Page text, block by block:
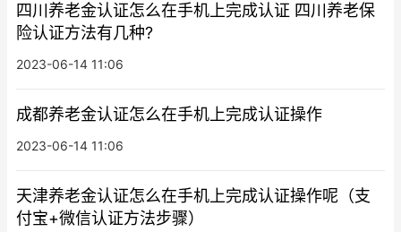
四川养老金认证怎么在手机上完成认证 四川养老保
险认证方法有几种?
2023-06-14 11:06
成都养老金认证怎么在手机上完成认证操作
2023-06-14 11:06
天津养老金认证怎么在手机上完成认证操作呢（支
付宝+微信认证方法步骤）